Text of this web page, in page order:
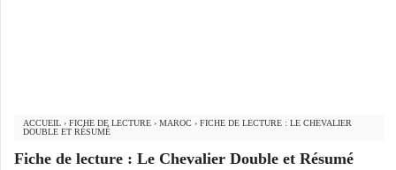
ACCUEIL › FICHE DE LECTURE › MAROC › FICHE DE LECTURE : LE CHEVALIER
DOUBLE ET RÉSUMÉ
Fiche de lecture : Le Chevalier Double et Résumé